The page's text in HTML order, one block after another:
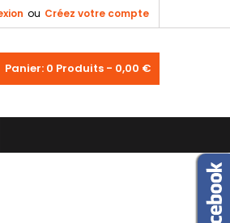
ou Créez votre compte
Panier: 0 Produits - 0,00 €